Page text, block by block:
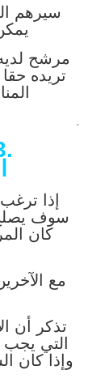
سيرهم
مرشح
تريده
.
.3
إذا
سوف
كان
مع
تذكر أن
التي
وإذا كان